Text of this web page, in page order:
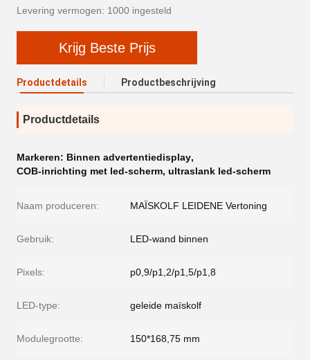
Levering vermogen: 1000 ingesteld
Krijg Beste Prijs
Productdetails Productbeschrijving
Productdetails
Markeren: Binnen advertentiedisplay,
COB-inrichting met led-scherm, ultraslank led-scherm
Naam produceren: MAÏSKOLF LEIDENE Vertoning
Gebruik: LED-wand binnen
Pixels: p0,9/p1,2/p1,5/p1,8
LED-type: geleide maïskolf
Modulegrootte: 150*168,75 mm